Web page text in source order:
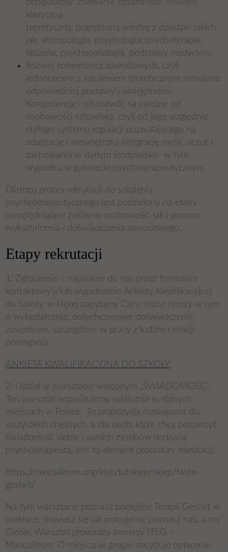
przypadków, zdawanie egzaminów, słowem,
klasyczną
teoretyczną, pogłębioną wiedzę z dziedzin takich
jak: antropologia, psychologia, psychoterapia,
filozofia, psychopatologia, podstawy medycyny;
Rozwój kompetencji zawodowych, czyli
jednoczesne z szkoleniem teoretycznym rozwijane
odpowiedniej postawy i umiejętności.
Kompetencje i ich rozwój, są zależne od
osobowości człowieka, czyli od jego względnie
stałego systemu regulacji pozwalającego na
adaptację i wewnętrzną integrację myśli, uczuć i
zachowania w danym środowisku- w tym
wypadku w gabinecie psychoterapeutycznym.
Dlatego proces rekrutacji do szkolenia
psychoterapeutycznego jest podzielony na etapy
uwzględniające zarówno osobowość, jak i poziom
wykształcenia i doświadczenia zawodowego.
Etapy rekrutacji
1. Zgłoszenie – napisanie do nas przez formularz
kontaktowy i/lub wypełnienie Ankiety Kwalifikacyjnej
do Szkoły, w której zapytamy Cię o różne rzeczy w tym
o wykształcenie, dotychczasowe doświadczenie
zawodowe, szczególnie w pracy z ludźmi i relacji
pomagania
ANKIETA KWALIFIKACYJNA DO SZKOŁY
2. Udział w warsztacie wstępnym „ŚWIADOMOŚĆ”.
Ten warsztat organizujemy cyklicznie w różnych
miejscach w Polsce. To propozycja rozwojowa dla
wszystkich chętnych, a dla osób, które chcą poszerzyć
świadomość siebie i swoich zasobów do bycia
psychoterapeutą, jest to element procedury rekrutacji.
https://masculinum.org/instytutsklep/sklep/taste-
gestalt/
Na tym warsztacie poznasz podejście Terapii Gestalt w
praktyce, dowiesz się jak pracujemy, poznasz nas, a my
Ciebie. Warsztat prowadza trenerzy ITEG –
Masculinum. O miejscu w grupie decyduje opłacenie